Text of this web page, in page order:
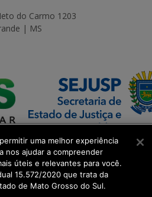
do Carmo 1203
| MS
uma melhor experiência
nos ajudar a compreender
úteis e relevantes para você.
15.572/2020 que trata da
de Mato Grosso do Sul.